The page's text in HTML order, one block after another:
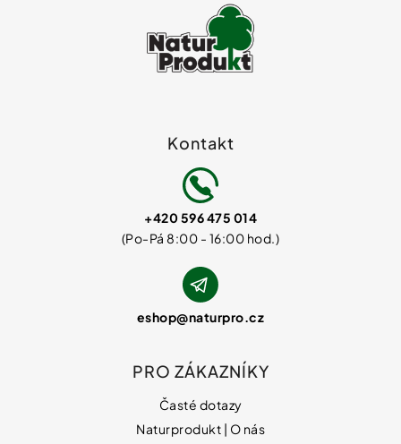
Kontakt
eshop@naturpro.cz
+420 596 475 014
PRO ZÁKAZNÍKY
Časté dotazy
Naturprodukt | O nás